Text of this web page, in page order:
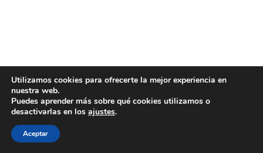
Utilizamos cookies para ofrecerte la mejor experiencia en
nuestra web.
Puedes aprender más sobre qué cookies utilizamos o
desactivarlas en los ajustes.
Aceptar